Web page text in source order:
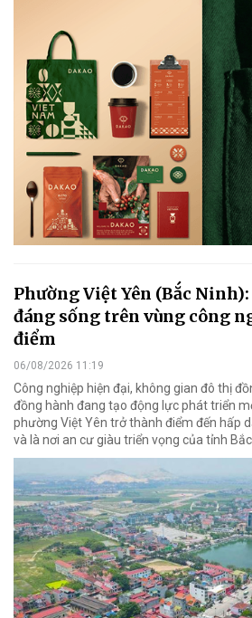
Phường Việt Yên (Bắc
đáng sống trên vùng công
điểm
06/08/2026 11:19
Công nghiệp hiện đại, không gian đô thị
đồng hành đang tạo động lực phát triển
phường Việt Yên trở thành điểm đến hấp
và là nơi an cư giàu triển vọng của tỉnh Bắc